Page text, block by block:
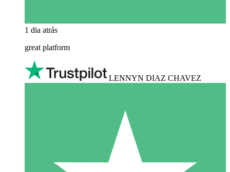
1 dia atrás
great platform
LENNYN DIAZ CHAVEZ